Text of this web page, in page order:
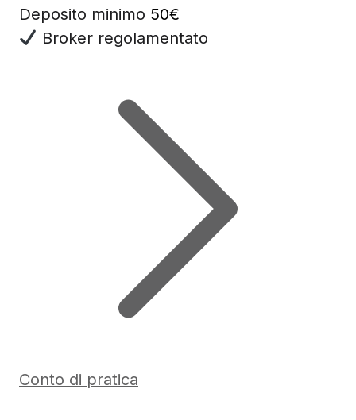
Deposito minimo 50€
Broker regolamentato
Conto di pratica